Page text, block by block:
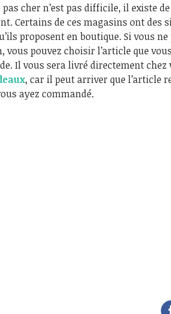
cher n’est pas difficile, il existe
Certains de ces magasins ont des
proposent en boutique. Si vous ne
vous pouvez choisir l’article que
Il vous sera livré directement
, car il peut arriver que l’article
ayez commandé.